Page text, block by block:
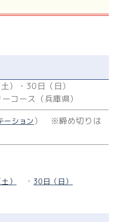
）・30日（日）
コース（兵庫県）
ーション ） ※締め切りは
） ・ 30日（日）